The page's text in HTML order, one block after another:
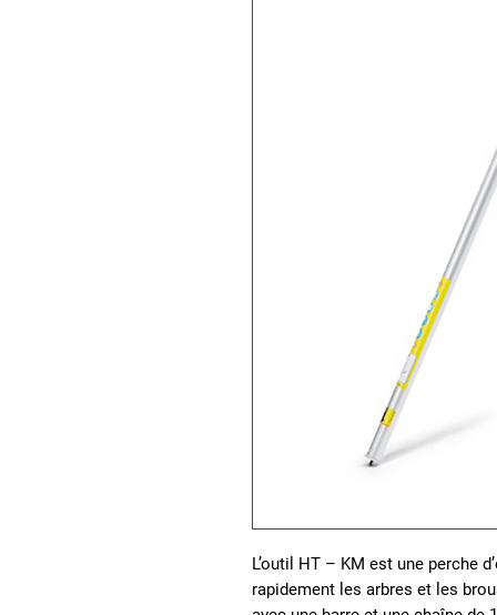
L’outil HT – KM est une perche
rapidement les arbres et les